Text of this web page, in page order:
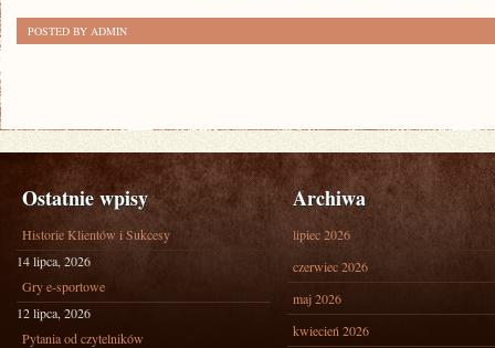
POSTED BY ADMIN
Ostatnie wpisy
Historie Klientów i Sukcesy
14 lipca, 2026
Gry e-sportowe
12 lipca, 2026
Pytania od czytelników
Archiwa
lipiec 2026
czerwiec 2026
maj 2026
kwiecień 2026